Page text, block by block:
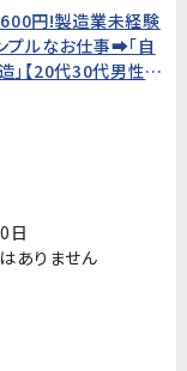
円!製造業未経験
プルなお仕事➡「自
」【20代30代男性活
日
ありません